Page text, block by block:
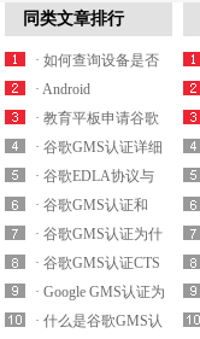
同类文章排行
· 如何查询设备是否
获得谷歌GMS认证授
权？
· Android
GMS（cts/gts/cts-v）
认证测试工具及测试
环境要求
· 教育平板申请谷歌
GMS认证一定要获得
EDLA协议吗？
· 谷歌GMS认证详细
认证流程介绍
· 谷歌EDLA协议与
MADA协议有什么区
别？
· 谷歌GMS认证和
MADA协议有什么关
系？申请GMS认证必
须要协议吗？
· 谷歌GMS认证为什
么要去3PL实验室测
试？
· 谷歌GMS认证CTS
测试之GTS测试有什
么区别？
· Google GMS认证为
什么要强制性要求？
· 什么是谷歌GMS认